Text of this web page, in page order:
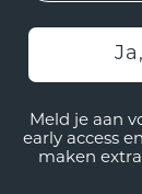
Meld je aan
early access
maken